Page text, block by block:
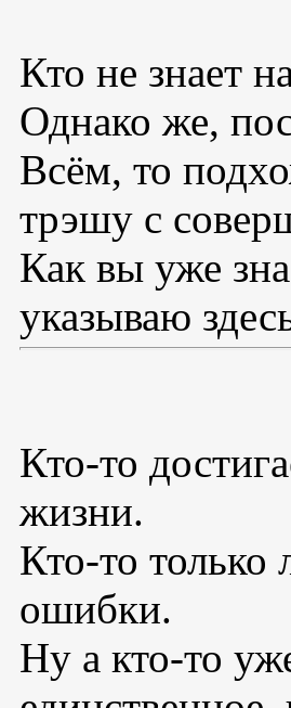
Кто не знает
Однако же,
Всём, то
трэшу с
Как вы уже
указываю
Кто-то
жизни.
Кто-то только
ошибки.
Ну а кто-то